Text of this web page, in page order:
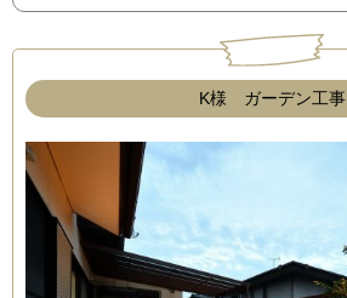
K様 ガーデン工事